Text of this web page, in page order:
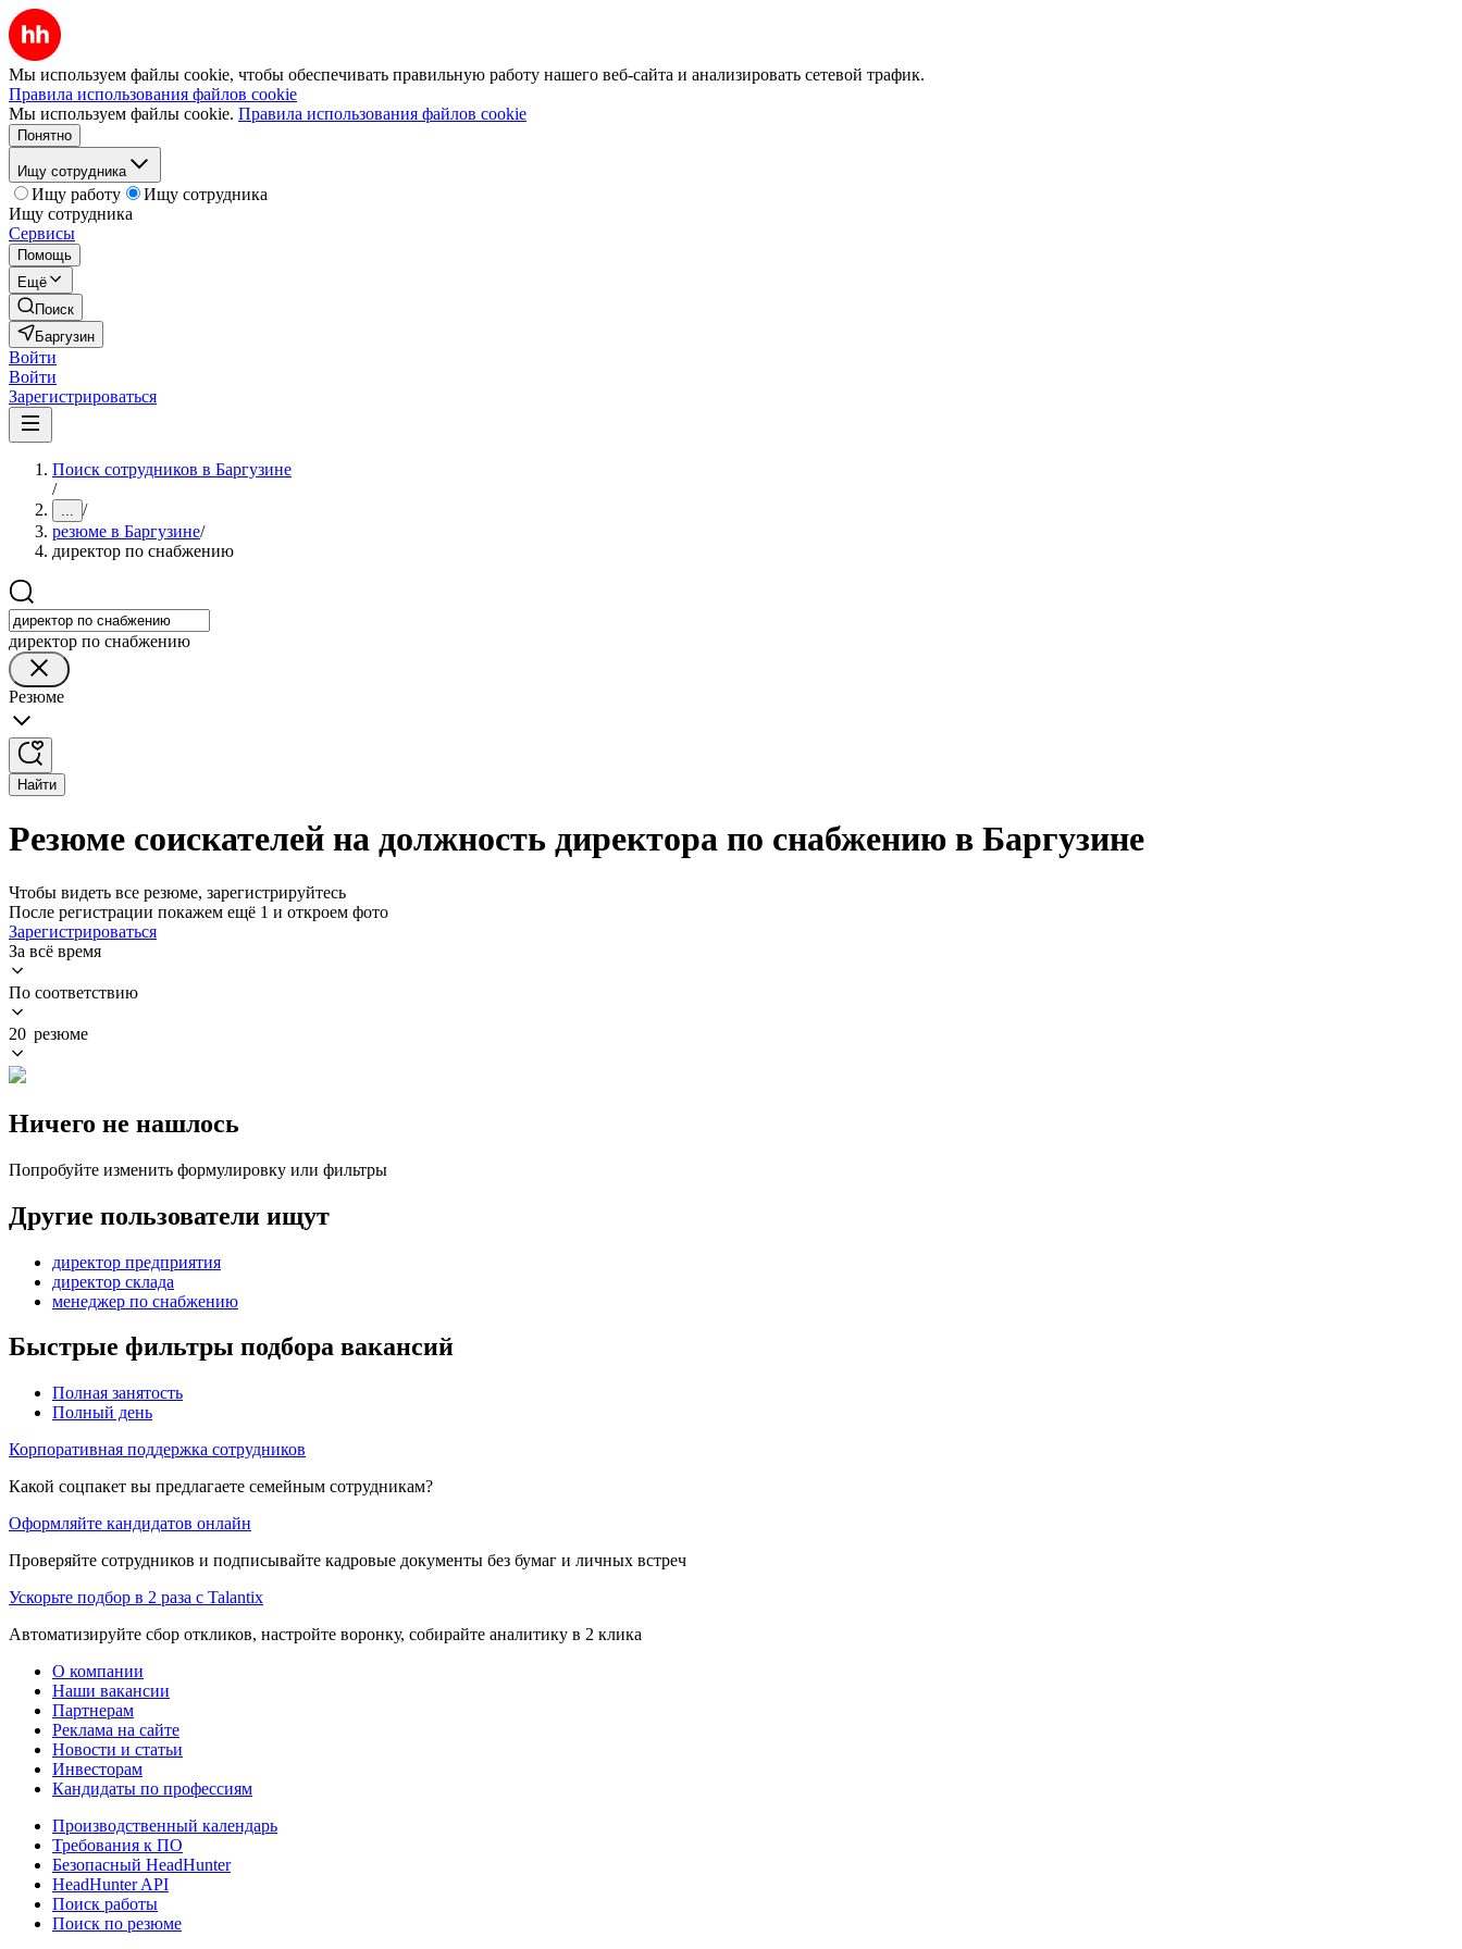
Мы используем файлы cookie, чтобы обеспечивать правильную работу нашего веб-сайта и анализировать сетевой трафик.
Правила использования файлов cookie
Мы используем файлы cookie. Правила использования файлов cookie
Понятно
Ищу сотрудника
Ищу работу
Ищу сотрудника
Ищу сотрудника
Сервисы
Помощь
Ещё
Поиск
Баргузин
Войти
Войти
Зарегистрироваться
Поиск сотрудников в Баргузине
/
... /
резюме в Баргузине/
директор по снабжению
директор по снабжению
Резюме
Найти
Резюме соискателей на должность директора по снабжению в Баргузине
Чтобы видеть все резюме, зарегистрируйтесь
После регистрации покажем ещё 1 и откроем фото
Зарегистрироваться
За всё время
По соответствию
20 резюме
Ничего не нашлось
Попробуйте изменить формулировку или фильтры
Другие пользователи ищут
директор предприятия
директор склада
менеджер по снабжению
Быстрые фильтры подбора вакансий
Полная занятость
Полный день
Корпоративная поддержка сотрудников
Какой соцпакет вы предлагаете семейным сотрудникам?
Оформляйте кандидатов онлайн
Проверяйте сотрудников и подписывайте кадровые документы без бумаг и личных встреч
Ускорьте подбор в 2 раза с Talantix
Автоматизируйте сбор откликов, настройте воронку, собирайте аналитику в 2 клика
О компании
Наши вакансии
Партнерам
Реклама на сайте
Новости и статьи
Инвесторам
Кандидаты по профессиям
Производственный календарь
Требования к ПО
Безопасный HeadHunter
HeadHunter API
Поиск работы
Поиск по резюме